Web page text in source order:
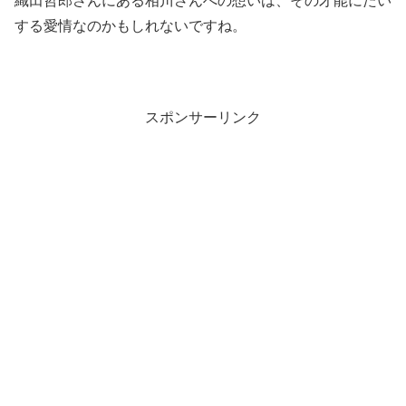
する愛情なのかもしれないですね。
スポンサーリンク